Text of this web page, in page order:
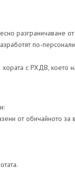
разграничаване от
по-
с РХДВ, което
от обичайното за